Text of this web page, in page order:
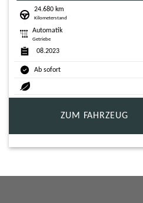
24.680 km
Kilometerstand
Automatik
Getriebe
08.2023
Ab sofort
ZUM FAHRZEUG